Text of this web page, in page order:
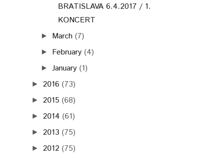
BRATISLAVA 6.4.2017 / 1.
KONCERT
► March (7)
► February (4)
►January (1)
► 2016 (73)
► 2015 (68)
► 2014 (61)
► 2013 (75)
► 2012 (75)